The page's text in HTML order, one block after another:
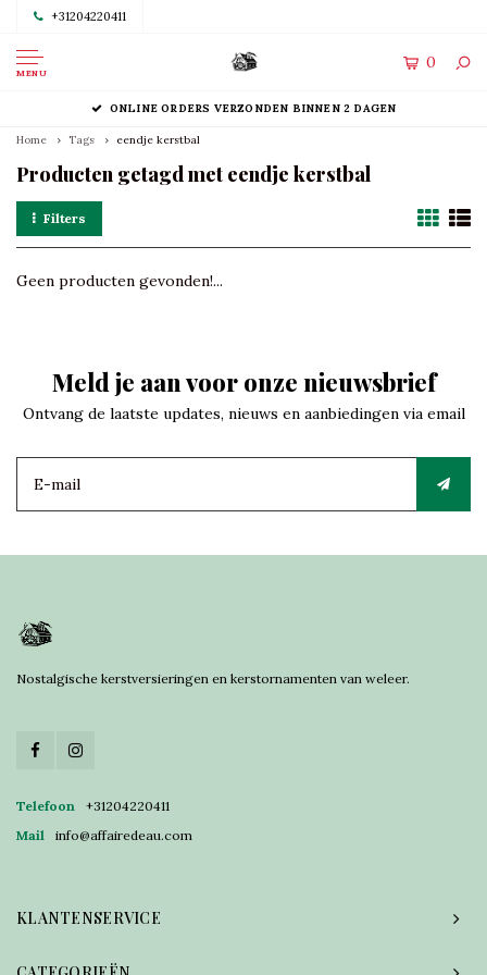
+31204220411
MENU
0
ONLINE ORDERS VERZONDEN BINNEN 2 DAGEN
Home Tags eendje kerstbal
Producten getagd met eendje kerstbal
Filters
Geen producten gevonden!...
Meld je aan voor onze nieuwsbrief
Ontvang de laatste updates, nieuws en aanbiedingen via email
Nostalgische kerstversieringen en kerstornamenten van weleer.
Telefoon
+31204220411
Mail
info@affairedeau.com
KLANTENSERVICE